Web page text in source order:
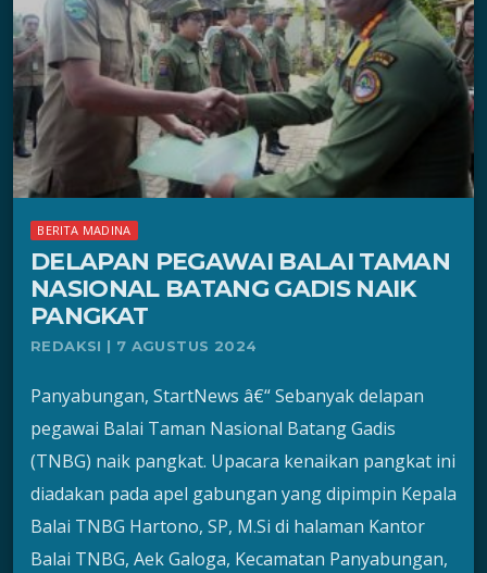
BERITA MADINA
DELAPAN PEGAWAI BALAI TAMAN
NASIONAL BATANG GADIS NAIK
PANGKAT
REDAKSI | 7 AGUSTUS 2024
Panyabungan, StartNews â€“ Sebanyak delapan
pegawai Balai Taman Nasional Batang Gadis
(TNBG) naik pangkat. Upacara kenaikan pangkat ini
diadakan pada apel gabungan yang dipimpin Kepala
Balai TNBG Hartono, SP, M.Si di halaman Kantor
Balai TNBG, Aek Galoga, Kecamatan Panyabungan,